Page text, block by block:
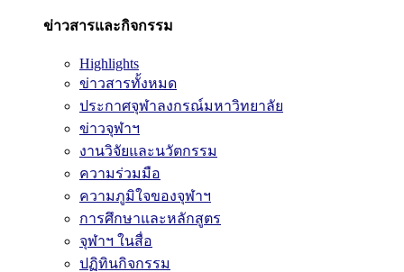
ข่าวสารและกิจกรรม
Highlights
ข่าวสารทั้งหมด
ประกาศจุฬาลงกรณ์มหาวิทยาลัย
ข่าวจุฬาฯ
งานวิจัยและนวัตกรรม
ความร่วมมือ
ความภูมิใจของจุฬาฯ
การศึกษาและหลักสูตร
จุฬาฯ ในสื่อ
ปฏิทินกิจกรรม